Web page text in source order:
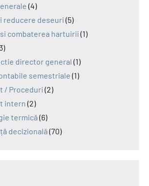
(4)
reducere deseuri (5)
combaterea hartuirii (1)
director general (1)
semestriale (1)
/ Proceduri (2)
intern (2)
termică (6)
decizională (70)